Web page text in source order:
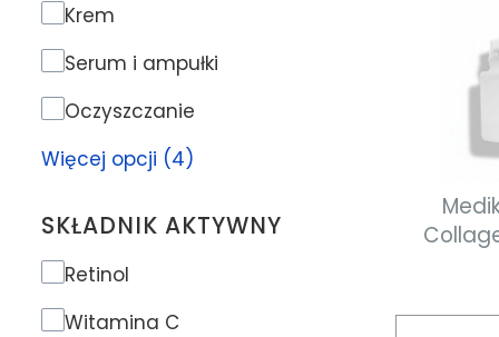
Rodzaj produktu
Krem
Serum i ampułki
Oczyszczanie
Więcej opcji (4)
SKŁADNIK AKTYWNY
Składnik aktywny
Retinol
Witamina C
Medik8